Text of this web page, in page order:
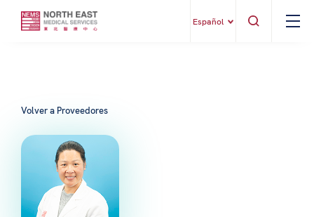
Español
Volver a Proveedores